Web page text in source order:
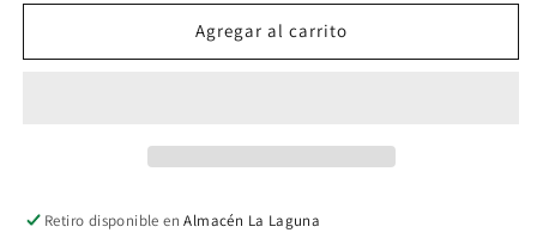
para
de
para
Traje
de
Agregar al carrito
Retiro disponible enAlmacén La Laguna